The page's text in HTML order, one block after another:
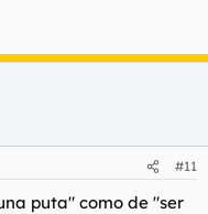
#11
puta" como de "ser